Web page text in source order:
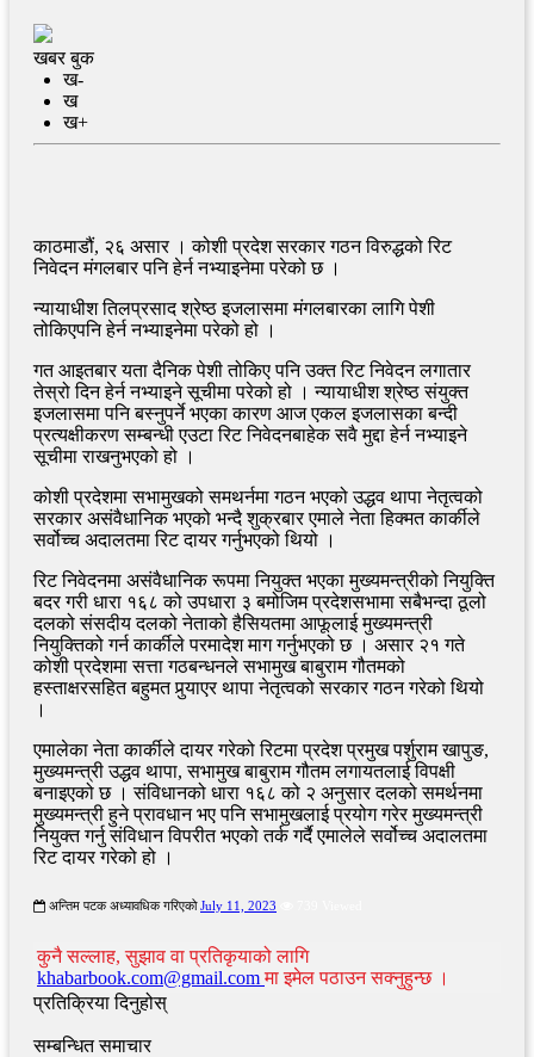
खबर बुक
ख-
ख
ख+
काठमाडौं, २६ असार । कोशी प्रदेश सरकार गठन विरुद्धको रिट
निवेदन मंगलबार पनि हेर्न नभ्याइनेमा परेको छ ।
न्यायाधीश तिलप्रसाद श्रेष्ठ इजलासमा मंगलबारका लागि पेशी
तोकिएपनि हेर्न नभ्याइनेमा परेको हो ।
गत आइतबार यता दैनिक पेशी तोकिए पनि उक्त रिट निवेदन लगातार
तेस्रो दिन हेर्न नभ्याइने सूचीमा परेको हो । न्यायाधीश श्रेष्ठ संयुक्त
इजलासमा पनि बस्नुपर्ने भएका कारण आज एकल इजलासका बन्दी
प्रत्यक्षीकरण सम्बन्धी एउटा रिट निवेदनबाहेक सवै मुद्दा हेर्न नभ्याइने
सूचीमा राखनुभएको हो ।
कोशी प्रदेशमा सभामुखको समथर्नमा गठन भएको उद्धव थापा नेतृत्वको
सरकार असंवैधानिक भएको भन्दै शुक्रबार एमाले नेता हिक्मत कार्कीले
सर्वोच्च अदालतमा रिट दायर गर्नुभएको थियो ।
रिट निवेदनमा असंवैधानिक रूपमा नियुक्त भएका मुख्यमन्त्रीको नियुक्ति
बदर गरी धारा १६८ को उपधारा ३ बमोजिम प्रदेशसभामा सबैभन्दा ठूलो
दलको संसदीय दलको नेताको हैसियतमा आफूलाई मुख्यमन्त्री
नियुक्तिको गर्न कार्कीले परमादेश माग गर्नुभएको छ । असार २१ गते
कोशी प्रदेशमा सत्ता गठबन्धनले सभामुख बाबुराम गौतमको
हस्ताक्षरसहित बहुमत पुर्‍याएर थापा नेतृत्वको सरकार गठन गरेको थियो
।
एमालेका नेता कार्कीले दायर गरेको रिटमा प्रदेश प्रमुख पर्शुराम खापुङ,
मुख्यमन्त्री उद्धव थापा, सभामुख बाबुराम गौतम लगायतलाई विपक्षी
बनाइएको छ । संविधानको धारा १६८ को २ अनुसार दलको समर्थनमा
मुख्यमन्त्री हुने प्रावधान भए पनि सभामुखलाई प्रयोग गरेर मुख्यमन्त्री
नियुक्त गर्नु संविधान विपरीत भएको तर्क गर्दै एमालेले सर्वोच्च अदालतमा
रिट दायर गरेको हो ।
अन्तिम पटक अध्यावधिक गरिएको July 11, 2023
कुनै सल्लाह, सुझाव वा प्रतिकृयाको लागि
khabarbook.com@gmail.comमा इमेल पठाउन सक्नुहुन्छ ।
प्रतिक्रिया दिनुहोस्
सम्बन्धित समाचार